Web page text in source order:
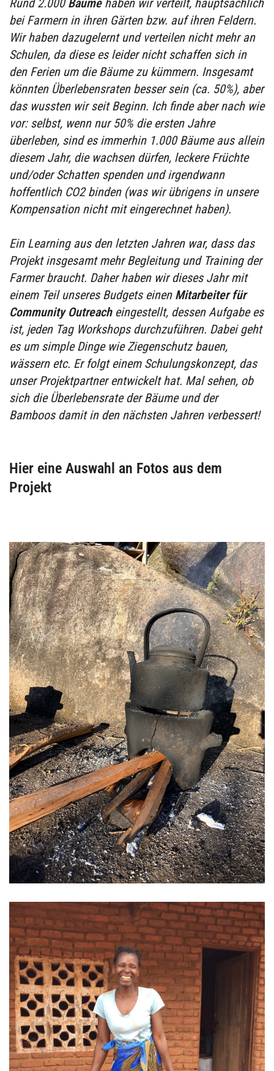
bei Farmern in ihren Gärten bzw. auf ihren Feldern.
Wir haben dazugelernt und verteilen nicht mehr an
Schulen, da diese es leider nicht schaffen sich in
den Ferien um die Bäume zu kümmern. Insgesamt
könnten Überlebensraten besser sein (ca. 50%), aber
das wussten wir seit Beginn. Ich finde aber nach wie
vor: selbst, wenn nur 50% die ersten Jahre
überleben, sind es immerhin 1.000 Bäume aus allein
diesem Jahr, die wachsen dürfen, leckere Früchte
und/oder Schatten spenden und irgendwann
hoffentlich CO2 binden (was wir übrigens in unsere
Kompensation nicht mit eingerechnet haben).
Ein Learning aus den letzten Jahren war, dass das
Projekt insgesamt mehr Begleitung und Training der
Farmer braucht. Daher haben wir dieses Jahr mit
einem Teil unseres Budgets einen Mitarbeiter für
Community Outreacheingestellt, dessen Aufgabe es
ist, jeden Tag Workshops durchzuführen. Dabei geht
es um simple Dinge wie Ziegenschutz bauen,
wässern etc. Er folgt einem Schulungskonzept, das
unser Projektpartner entwickelt hat. Mal sehen, ob
sich die Überlebensrate der Bäume und der
Bamboos damit in den nächsten Jahren verbessert!
Hier eine Auswahl an Fotos aus dem
Projekt